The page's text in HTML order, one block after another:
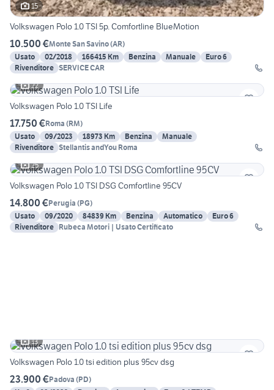
15
Volkswagen Polo 1.0 TSI 5p. Comfortline BlueMotion
10.500 €Monte San Savino(AR)
Usato
02/2018 166415 Km Benzina Manuale
Euro 6
Rivenditore SERVICE CAR
22
Volkswagen Polo 1.0 TSI Life
17.750 €Roma (RM)
Usato
09/2023 18973 Km Benzina
Manuale
Rivenditore Stellantis andYou Roma
25
Volkswagen Polo 1.0 TSI DSG Comfortline 95CV
14.800 €Perugia (PG)
Usato
09/2020 84839 Km Benzina Automatico
Euro 6
Rivenditore Rubeca Motori | Usato Certificato
13
Volkswagen Polo 1.0 tsi edition plus 95cv dsg
23.900 €Padova (PD)